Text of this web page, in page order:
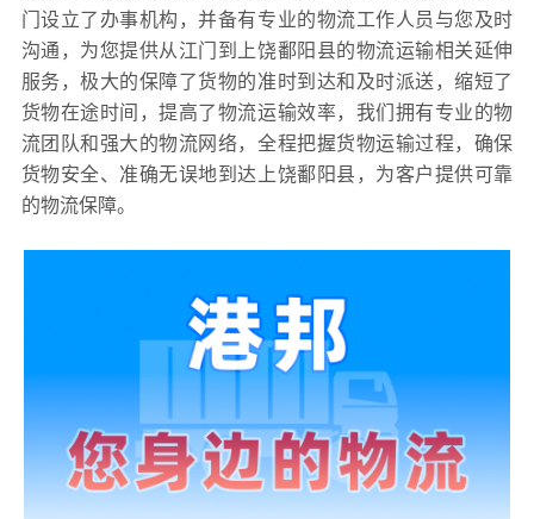
门设立了办事机构，并备有专业的物流工作人员与您及时
沟通，为您提供从江门到上饶鄱阳县的物流运输相关延伸
服务，极大的保障了货物的准时到达和及时派送，缩短了
货物在途时间，提高了物流运输效率，我们拥有专业的物
流团队和强大的物流网络，全程把握货物运输过程，确保
货物安全、准确无误地到达上饶鄱阳县，为客户提供可靠
的物流保障。